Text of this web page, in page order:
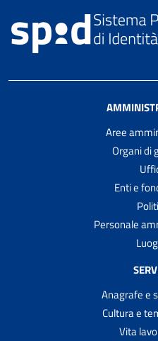
Aree
Organi di
Enti e
Personale
Anagrafe e
Cultura e
Vita